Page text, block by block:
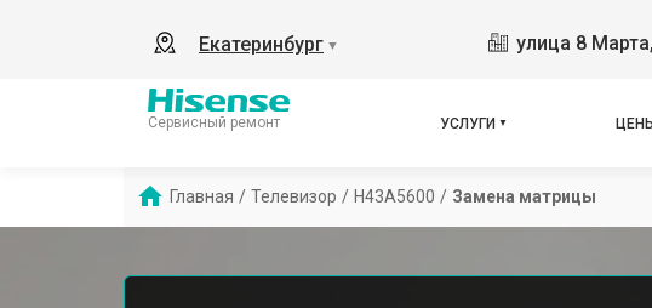
Екатеринбург ▼ улица 8
Сервисный ремонт УСЛУГИ
Главная / Телевизор / H43A5600 / Замена матрицы